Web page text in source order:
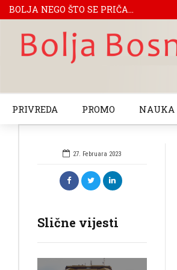
BOLJA NEGO ŠTO SE PRIČA...
PRIVREDA PROMO NAUKA
27. Februara 2023
Slične vijesti